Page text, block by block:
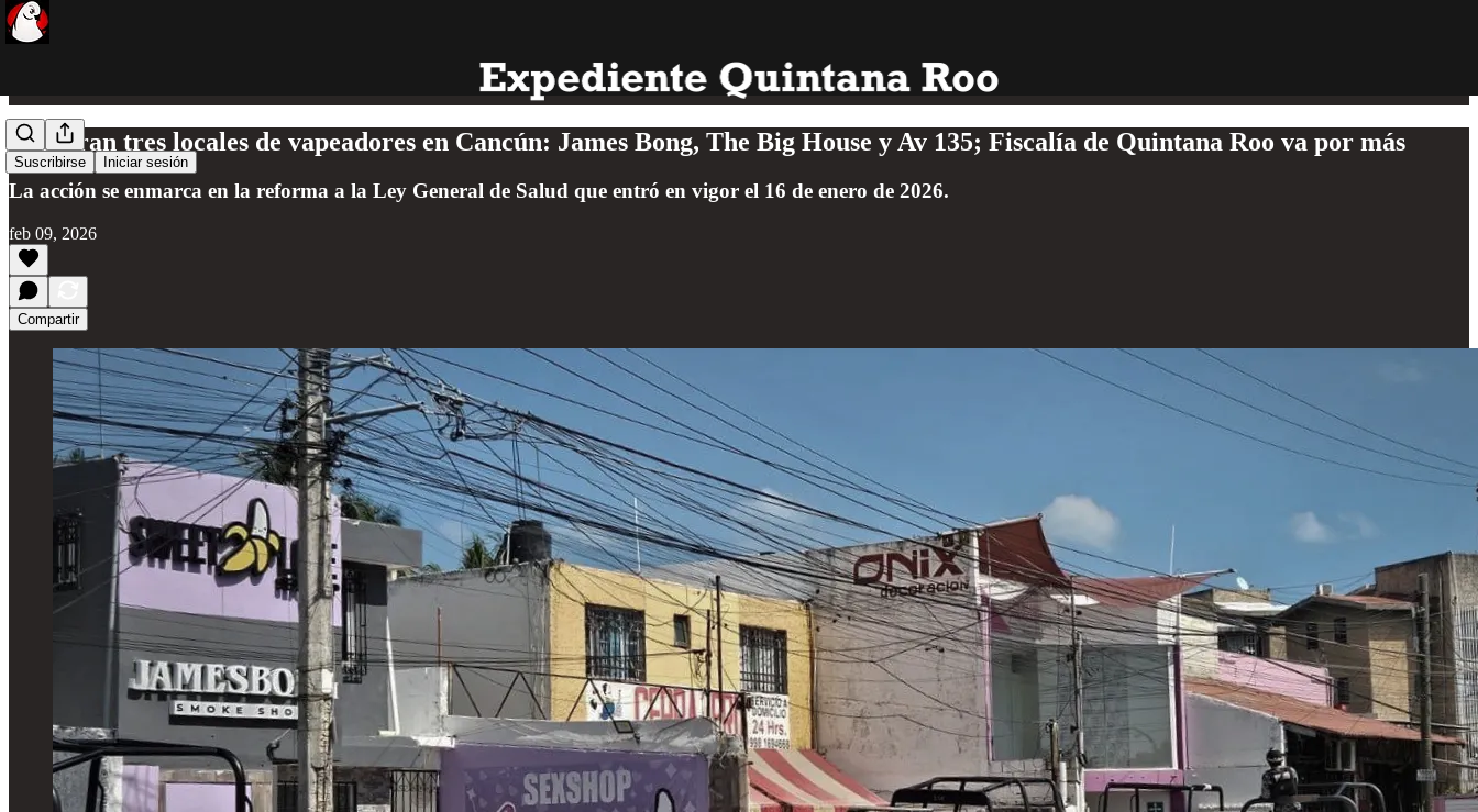
Suscribirse Iniciar sesión
Aseguran tres locales de vapeadores en Cancún: James Bong, The Big House y Av 135; Fiscalía de Quintana Roo va por más
La acción se enmarca en la reforma a la Ley General de Salud que entró en vigor el 16 de enero de 2026.
feb 09, 2026
Compartir